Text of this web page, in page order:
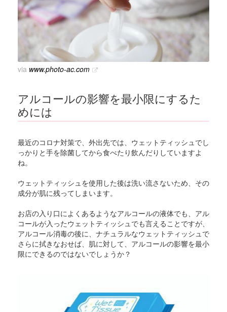
via www.photo-ac.com
アルコールの影響を最小限にするた
めには
最近のコロナ対策で、外出先では、ウェットティッシュでし
っかりと手を除菌してから食べたり飲んだりしていますよ
ね。
ウェットティッシュを使用した後は洗い流さないため、その
成分が肌に残ってしまいます。
お店の入り口によくあるようなアルコールの液体でも、アル
コールが入ったウェットティッシュでも言えることですが、
アルコール消毒の後に、ナチュラルなウェットティッシュで
さらに拭きなおせば、肌に対して、アルコールの影響を最小
限にできるのではないでしょうか？